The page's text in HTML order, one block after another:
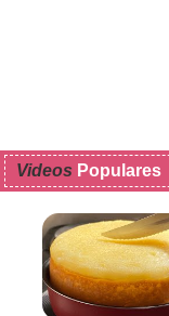
Videos Populares